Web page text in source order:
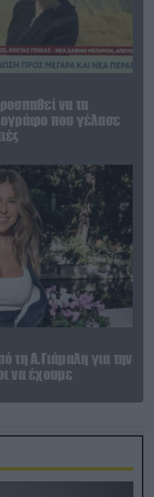
να τα
που γέλασε
τη Α.Γιάμαλη για την
να έχουμε